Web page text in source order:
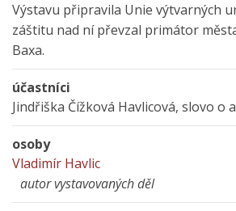
Výstavu připravila Unie výtvarných
záštitu nad ní převzal primátor
Baxa.
účastníci
Jindřiška Čížková Havlicová, slovo o
osoby
Vladimír Havlic
autor vystavovaných děl